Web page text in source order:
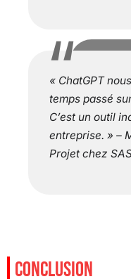
« ChatGPT
temps passé
C’est un outil
entreprise. » –
Projet chez
CONCLUSION